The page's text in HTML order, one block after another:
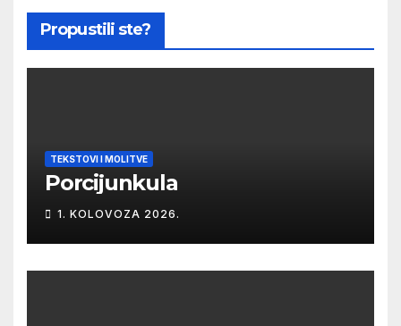
Propustili ste?
TEKSTOVI I MOLITVE
Porcijunkula
1. KOLOVOZA 2026.